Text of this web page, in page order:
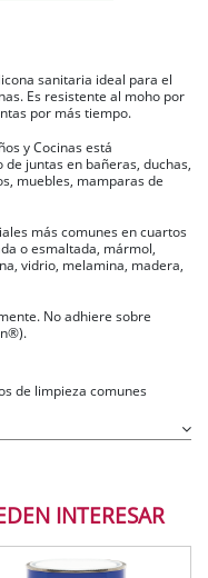
sanitaria ideal para el
Es resistente al moho por
por más tiempo.
y Cocinas está
juntas en bañeras, duchas,
muebles, mamparas de
más comunes en cuartos
o esmaltada, mármol,
vidrio, melamina, madera,
No adhiere sobre
de limpieza comunes
INTERESAR